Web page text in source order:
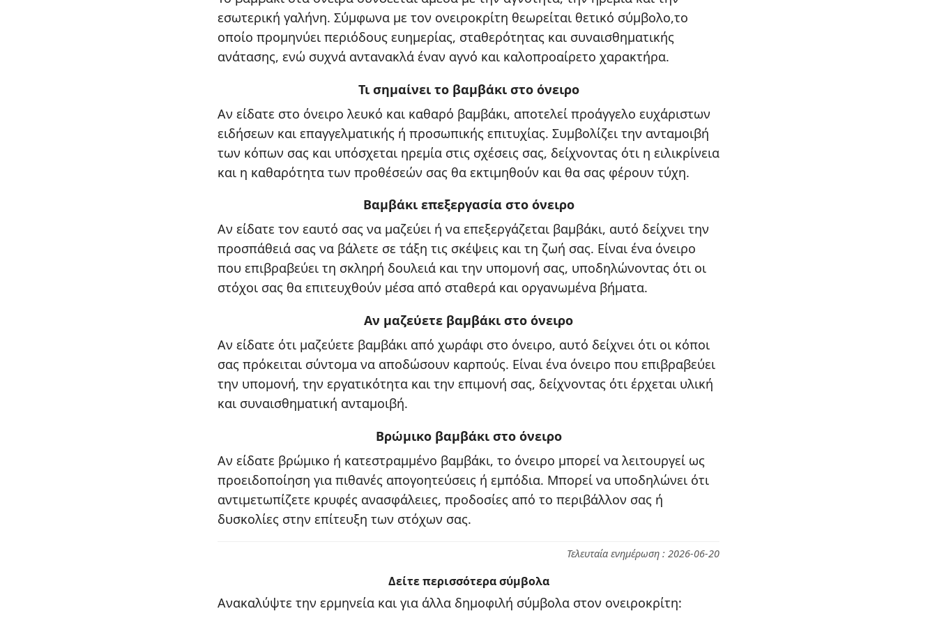
εσωτερική γαλήνη. Σύμφωνα με τον ονειροκρίτη θεωρείται θετικό σύμβολο,το
οποίο προμηνύει περιόδους ευημερίας, σταθερότητας και συναισθηματικής
ανάτασης, ενώ συχνά αντανακλά έναν αγνό και καλοπροαίρετο χαρακτήρα.
Τι σημαίνει το βαμβάκι στο όνειρο
Αν είδατε στο όνειρο λευκό και καθαρό βαμβάκι, αποτελεί προάγγελο ευχάριστων
ειδήσεων και επαγγελματικής ή προσωπικής επιτυχίας. Συμβολίζει την ανταμοιβή
των κόπων σας και υπόσχεται ηρεμία στις σχέσεις σας, δείχνοντας ότι η ειλικρίνεια
και η καθαρότητα των προθέσεών σας θα εκτιμηθούν και θα σας φέρουν τύχη.
Βαμβάκι επεξεργασία στο όνειρο
Αν είδατε τον εαυτό σας να μαζεύει ή να επεξεργάζεται βαμβάκι, αυτό δείχνει την
προσπάθειά σας να βάλετε σε τάξη τις σκέψεις και τη ζωή σας. Είναι ένα όνειρο
που επιβραβεύει τη σκληρή δουλειά και την υπομονή σας, υποδηλώνοντας ότι οι
στόχοι σας θα επιτευχθούν μέσα από σταθερά και οργανωμένα βήματα.
Αν μαζεύετε βαμβάκι στο όνειρο
Αν είδατε ότι μαζεύετε βαμβάκι από χωράφι στο όνειρο, αυτό δείχνει ότι οι κόποι
σας πρόκειται σύντομα να αποδώσουν καρπούς. Είναι ένα όνειρο που επιβραβεύει
την υπομονή, την εργατικότητα και την επιμονή σας, δείχνοντας ότι έρχεται υλική
και συναισθηματική ανταμοιβή.
Βρώμικο βαμβάκι στο όνειρο
Αν είδατε βρώμικο ή κατεστραμμένο βαμβάκι, το όνειρο μπορεί να λειτουργεί ως
προειδοποίηση για πιθανές απογοητεύσεις ή εμπόδια. Μπορεί να υποδηλώνει ότι
αντιμετωπίζετε κρυφές ανασφάλειες, προδοσίες από το περιβάλλον σας ή
δυσκολίες στην επίτευξη των στόχων σας.
Τελευταία ενημέρωση : 2026-06-20
Δείτε περισσότερα σύμβολα
Ανακαλύψτε την ερμηνεία και για άλλα δημοφιλή σύμβολα στον ονειροκρίτη: